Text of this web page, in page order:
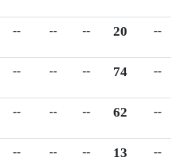
-- -- -- 20 --
-- -- -- 74 --
-- -- -- 62 --
-- -- -- 13 --